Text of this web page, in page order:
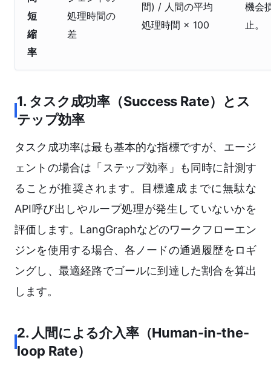
短
縮
率
処理時間の
差
間) / 人間の平均
処理時間 × 100
機会
止。
1. タスク成功率（Success Rate）とス
テップ効率
タスク成功率は最も基本的な指標ですが、エージ
ェントの場合は「ステップ効率」も同時に計測す
ることが推奨されます。目標達成までに無駄な
API呼び出しやループ処理が発生していないかを
評価します。LangGraphなどのワークフローエン
ジンを使用する場合、各ノードの通過履歴をロギ
ングし、最適経路でゴールに到達した割合を算出
します。
2. 人間による介入率（Human-in-the-
loop Rate）